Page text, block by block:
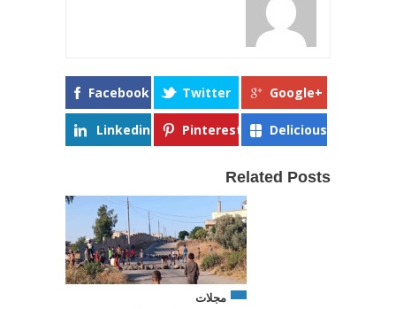
Facebook Twitter Google+
Linkedin Pinterest Delicious
Related Posts
مجلات